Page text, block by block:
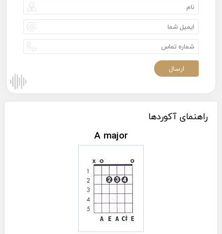
راهنمای آکوردها
A major